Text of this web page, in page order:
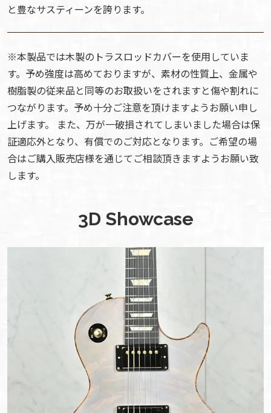
と豊なサスティーンを誇ります。
※本製品では木製のトラスロッドカバーを使用していま
す。予め強度は高めておりますが、素材の性質上、金属や
樹脂製の従来品と同等のお取扱いをされますと傷や割れに
つながります。予め十分ご注意を頂けますようお願い申し
上げます。 また、万が一破損されてしまいました場合は保
証適応外となり、有償でのご対応となります。ご希望の場
合はご購入販売店様を通じてご相談頂きますようお願い致
します。
3D Showcase